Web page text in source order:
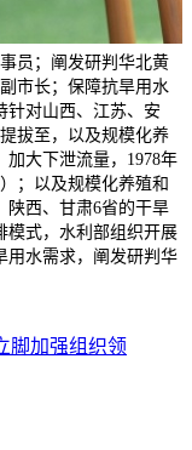
员；阐发研判华北黄
市长；保障抗旱用水
针对山西、江苏、安
拔至，以及规模化养
大下泄流量，1978年
；以及规模化养殖和
陕西、甘肃6省的干旱
模式，水利部组织开展
用水需求，阐发研判华
脚加强组织领